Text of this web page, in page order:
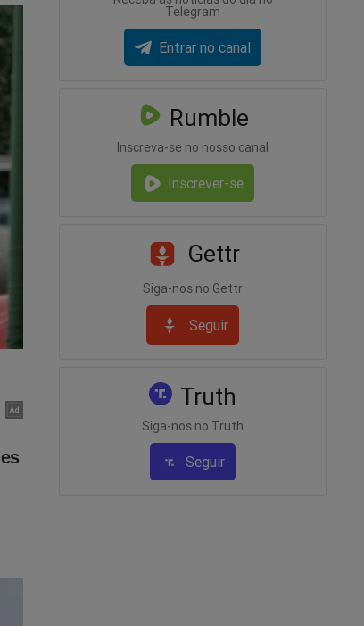
Telegram
Entrar no canal
Rumble
Inscreva-se no nosso canal
Inscrever-se
Gettr
Siga-nos no Gettr
Seguir
Truth
Siga-nos no Truth
Seguir